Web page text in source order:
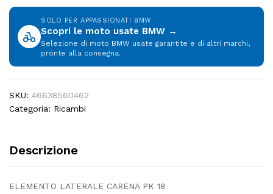
SOLO PER APPASSIONATI BMW
Scopri le moto usate BMW →
Selezione di moto BMW usate garantite e di altri marchi,
pronte alla consegna.
SKU: 46638560462
Categoria: Ricambi
Descrizione
ELEMENTO LATERALE CARENA PK 18